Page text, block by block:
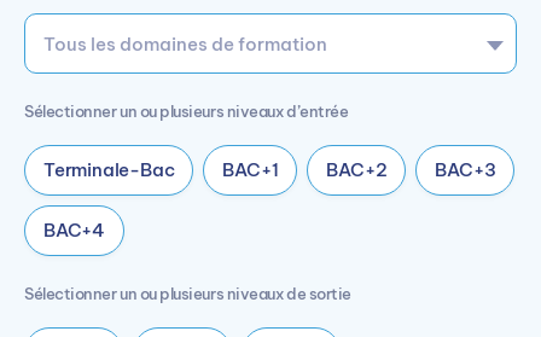
Sélectionner un ou plusieurs niveaux d’entrée
Terminale-Bac BAC+1 BAC+2 BAC+3
BAC+4
Sélectionner un ou plusieurs niveaux de sortie